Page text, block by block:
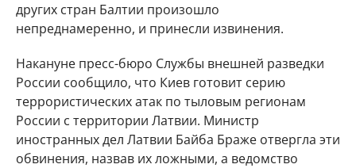
других стран Балтии произошло
непреднамеренно, и принесли извинения.
Накануне пресс-бюро Службы внешней разведки
России сообщило, что Киев готовит серию
террористических атак по тыловым регионам
России с территории Латвии. Министр
иностранных дел Латвии Байба Браже отвергла эти
обвинения, назвав их ложными, а ведомство